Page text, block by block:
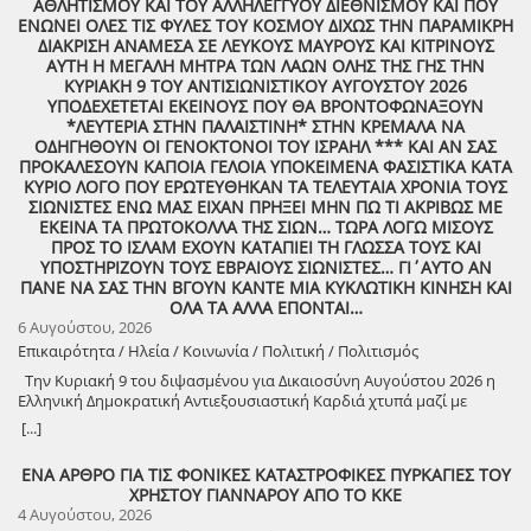
ΑΘΛΗΤΙΣΜΟΥ ΚΑΙ ΤΟΥ ΑΛΛΗΛΕΓΓΥΟΥ ΔΙΕΘΝΙΣΜΟΥ ΚΑΙ ΠΟΥ
ΕΝΩΝΕΙ ΟΛΕΣ ΤΙΣ ΦΥΛΕΣ ΤΟΥ ΚΟΣΜΟΥ ΔΙΧΩΣ ΤΗΝ ΠΑΡΑΜΙΚΡΗ
ΔΙΑΚΡΙΣΗ ΑΝΑΜΕΣΑ ΣΕ ΛΕΥΚΟΥΣ ΜΑΥΡΟΥΣ ΚΑΙ ΚΙΤΡΙΝΟΥΣ
ΑΥΤΗ Η ΜΕΓΑΛΗ ΜΗΤΡΑ ΤΩΝ ΛΑΩΝ ΟΛΗΣ ΤΗΣ ΓΗΣ ΤΗΝ
ΚΥΡΙΑΚΗ 9 ΤΟΥ ΑΝΤΙΣΙΩΝΙΣΤΙΚΟΥ ΑΥΓΟΥΣΤΟΥ 2026
ΥΠΟΔΕΧΕΤΕΤΑΙ ΕΚΕΙΝΟΥΣ ΠΟΥ ΘΑ ΒΡΟΝΤΟΦΩΝΑΞΟΥΝ
*ΛΕΥΤΕΡΙΑ ΣΤΗΝ ΠΑΛΑΙΣΤΙΝΗ* ΣΤΗΝ ΚΡΕΜΑΛΑ ΝΑ
ΟΔΗΓΗΘΟΥΝ ΟΙ ΓΕΝΟΚΤΟΝΟΙ ΤΟΥ ΙΣΡΑΗΛ *** ΚΑΙ ΑΝ ΣΑΣ
ΠΡΟΚΑΛΕΣΟΥΝ ΚΑΠΟΙΑ ΓΕΛΟΙΑ ΥΠΟΚΕΙΜΕΝΑ ΦΑΣΙΣΤΙΚΑ ΚΑΤΑ
ΚΥΡΙΟ ΛΟΓΟ ΠΟΥ ΕΡΩΤΕΥΘΗΚΑΝ ΤΑ ΤΕΛΕΥΤΑΙΑ ΧΡΟΝΙΑ ΤΟΥΣ
ΣΙΩΝΙΣΤΕΣ ΕΝΩ ΜΑΣ ΕΙΧΑΝ ΠΡΗΞΕΙ ΜΗΝ ΠΩ ΤΙ ΑΚΡΙΒΩΣ ΜΕ
ΕΚΕΙΝΑ ΤΑ ΠΡΩΤΟΚΟΛΛΑ ΤΗΣ ΣΙΩΝ… ΤΩΡΑ ΛΟΓΩ ΜΙΣΟΥΣ
ΠΡΟΣ ΤΟ ΙΣΛΑΜ ΕΧΟΥΝ ΚΑΤΑΠΙΕΙ ΤΗ ΓΛΩΣΣΑ ΤΟΥΣ ΚΑΙ
ΥΠΟΣΤΗΡΙΖΟΥΝ ΤΟΥΣ ΕΒΡΑΙΟΥΣ ΣΙΩΝΙΣΤΕΣ… ΓΙ΄ΑΥΤΟ ΑΝ
ΠΑΝΕ ΝΑ ΣΑΣ ΤΗΝ ΒΓΟΥΝ ΚΑΝΤΕ ΜΙΑ ΚΥΚΛΩΤΙΚΗ ΚΙΝΗΣΗ ΚΑΙ
ΟΛΑ ΤΑ ΑΛΛΑ ΕΠΟΝΤΑΙ…
6 Αυγούστου, 2026
Επικαιρότητα / Ηλεία / Κοινωνία / Πολιτική / Πολιτισμός
Την Κυριακή 9 του διψασμένου για Δικαιοσύνη Αυγούστου 2026 η
Ελληνική Δημοκρατική Αντιεξουσιαστική Καρδιά χτυπά μαζί με
ΟΛΟΥΣ τους Συναγωνιστές για την Παλαιστίνη μέρα Μνήμης και
Αγώνα!
[...]
ΕΝΑ ΑΡΘΡΟ ΓΙΑ ΤΙΣ ΦΟΝΙΚΕΣ ΚΑΤΑΣΤΡΟΦΙΚΕΣ ΠΥΡΚΑΓΙΕΣ ΤΟΥ
ΧΡΗΣΤΟΥ ΓΙΑΝΝΑΡΟΥ ΑΠΟ ΤΟ ΚΚΕ
4 Αυγούστου, 2026